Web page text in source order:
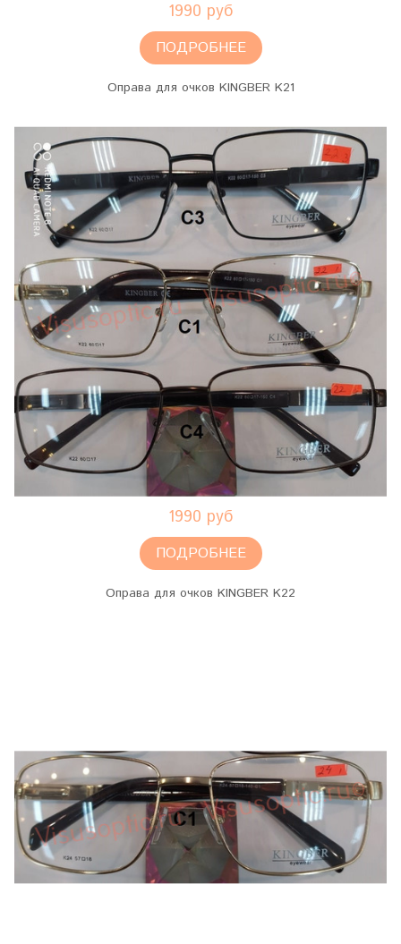
1990 руб
ПОДРОБНЕЕ
Оправа для очков KINGBER K21
1990 руб
ПОДРОБНЕЕ
Оправа для очков KINGBER K22